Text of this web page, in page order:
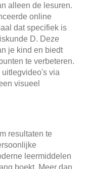
alleen de lesuren.
online
dat specifiek is
D. Deze
je kind en biedt
te verbeteren.
via
visueel
resultaten te
leermiddelen
boekt. Meer dan